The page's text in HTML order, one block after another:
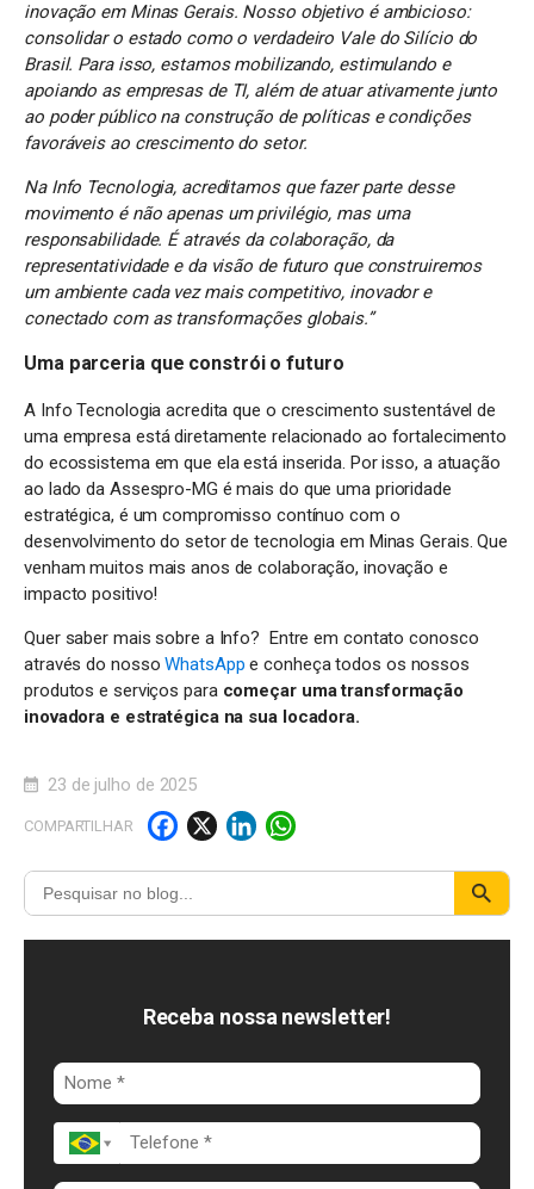
inovação em Minas Gerais. Nosso objetivo é ambicioso:
consolidar o estado como o verdadeiro Vale do Silício do
Brasil. Para isso, estamos mobilizando, estimulando e
apoiando as empresas de TI, além de atuar ativamente junto
ao poder público na construção de políticas e condições
favoráveis ao crescimento do setor.
Na Info Tecnologia, acreditamos que fazer parte desse
movimento é não apenas um privilégio, mas uma
responsabilidade. É através da colaboração, da
representatividade e da visão de futuro que construiremos
um ambiente cada vez mais competitivo, inovador e
conectado com as transformações globais.”
Uma parceria que constrói o futuro
A Info Tecnologia acredita que o crescimento sustentável de
uma empresa está diretamente relacionado ao fortalecimento
do ecossistema em que ela está inserida. Por isso, a atuação
ao lado da Assespro-MG é mais do que uma prioridade
estratégica, é um compromisso contínuo com o
desenvolvimento do setor de tecnologia em Minas Gerais. Que
venham muitos mais anos de colaboração, inovação e
impacto positivo!
Quer saber mais sobre a Info? Entre em contato conosco
através do nossoWhatsApp e conheça todos os nossos
produtos e serviços para começar uma transformação
inovadora e estratégica na sua locadora.
23 de julho de 2025
COMPARTILHAR
F
a
c
e
o
o
k
X Li
n
k
e
I
n
W
h
a
t
A
p
p
Receba nossa newsletter!